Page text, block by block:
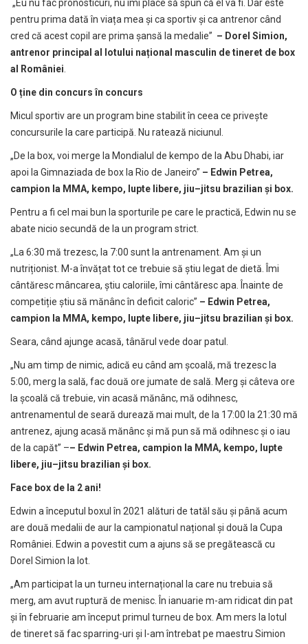
„Eu nu fac pronosticuri, nu îmi place să spun că el va fi. Dar este
pentru prima dată în viața mea și ca sportiv și ca antrenor când
cred că acest copil are prima șansă la medalie” – Dorel Simion,
antrenor principal al lotului național masculin de tineret de box
al României
O ține din concurs în concurs
Micul sportiv are un program bine stabilit în ceea ce privește
concursurile la care participă. Nu ratează niciunul.
„De la box, voi merge la Mondialul de kempo de la Abu Dhabi, iar
apoi la Gimnaziada de box la Rio de Janeiro” – Edwin Petrea,
campion la MMA, kempo, lupte libere, jiu–jitsu brazilian și box.
Pentru a fi cel mai bun la sporturile pe care le practică, Edwin nu se
abate nicio secundă de la un program strict.
„La 6:30 mă trezesc, la 7:00 sunt la antrenament. Am și un
nutriționist. M-a învățat tot ce trebuie să știu legat de dietă. Îmi
cântăresc mâncarea, știu caloriile, îmi cântăresc apa. Înainte de
competiție știu să mănânc în deficit caloric” – Edwin Petrea,
campion la MMA, kempo, lupte libere, jiu–jitsu brazilian și box.
Seara, când ajunge acasă, tânărul vede doar patul.
„Nu am timp de nimic, adică eu când am școală, mă trezesc la
5:00, merg la sală, fac două ore jumate de sală. Merg și câteva ore
la școală că trebuie, vin acasă mănânc, mă odihnesc,
antrenamentul de seară durează mai mult, de la 17:00 la 21:30 mă
antrenez, ajung acasă mănânc și mă pun să mă odihnesc și o iau
de la capăt” –– Edwin Petrea, campion la MMA, kempo, lupte
libere, jiu–jitsu brazilian și box.
Face box de la 2 ani!
Edwin a începutul boxul în 2021 alături de tatăl său și până acum
are două medalii de aur la campionatul național și două la Cupa
României. Edwin a povestit cum a ajuns să se pregătească cu
Dorel Simion la lot.
„Am participat la un turneu internațional la care nu trebuia să
merg, am avut ruptură de menisc. În ianuarie m-am ridicat din pat
și în februarie am început primul turneu de box. Am mers la lotul
de tineret să fac sparring-uri și l-am întrebat pe maestru Simion